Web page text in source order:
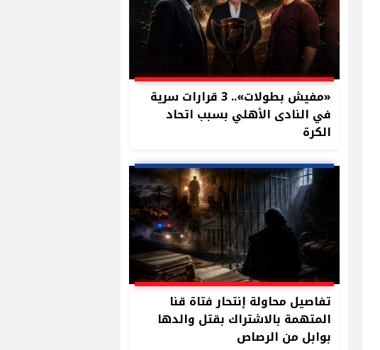
«مفيش بطولات».. 3 قرارات سرية
في النادى الأهلي بسبب اتحاد
الكرة
تفاصيل محاولة إنتحار فتاة قنا
المتهمة بالاشتراك بقتل والدها
بوابل من الرصاص